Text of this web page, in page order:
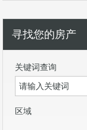
寻找您的房产
关键词查询
区域